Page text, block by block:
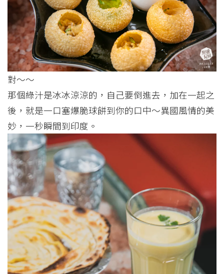
對～～
那個綠汁是冰冰涼涼的，自己要倒進去，加在一起之
後，就是一口塞爆脆球餅到你的口中～異國風情的美
妙，一秒瞬間到印度。